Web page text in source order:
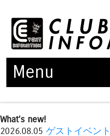
Menu
What's new!
2026.08.05 ゲストイベン